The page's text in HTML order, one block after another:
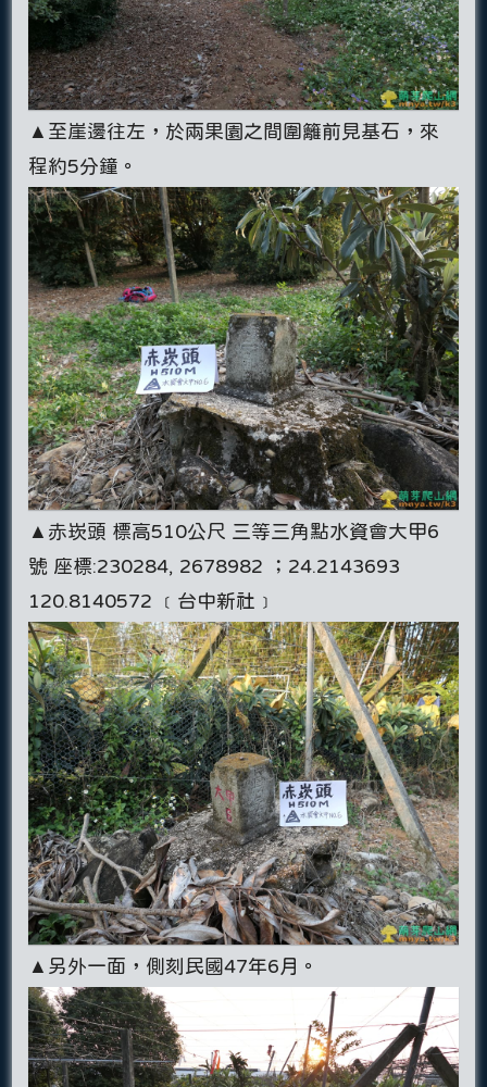
▲至崖邊往左，於兩果園之間圍籬前見基石，來
程約5分鐘。
▲赤崁頭 標高510公尺 三等三角點水資會大甲6
號 座標:230284, 2678982 ；24.2143693
120.8140572 ﹝台中新社﹞
▲另外一面，側刻民國47年6月。